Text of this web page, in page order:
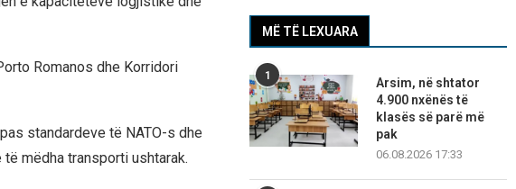
Romanos dhe Korridori
standardeve të NATO-s dhe
mëdha transporti ushtarak.
MË TË LEXUARA
1
Arsim, në shtator
4.900 nxënës të
klasës së parë më
pak
06.08.2026 17:33